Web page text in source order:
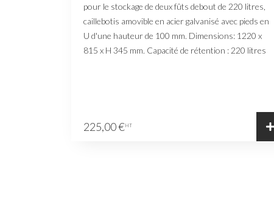
pour le stockage de deux fûts debout de 220 litres,
caillebotis amovible en acier galvanisé avec pieds en
U d'une hauteur de 100 mm. Dimensions: 1220 x
815 x H 345 mm. Capacité de rétention : 220 litres
225,00 €HT